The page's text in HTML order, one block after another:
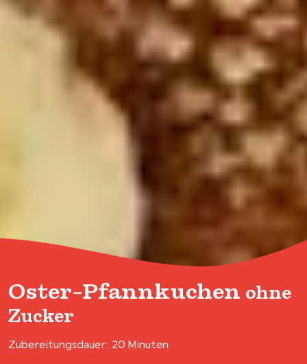
Oster-Pfannkuchen ohne
Zucker
Zubereitungsdauer: 20 Minuten